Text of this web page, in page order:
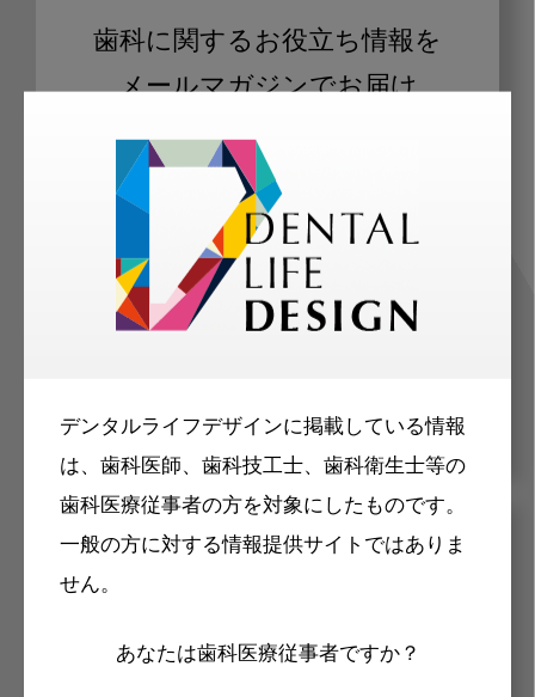
デンタルライフデザインに掲載している情報
は、歯科医師、歯科技工士、歯科衛生士等の
歯科医療従事者の方を対象にしたものです。
一般の方に対する情報提供サイトではありま
せん。
あなたは歯科医療従事者ですか？
歯科に関するお役立ち情報を
メールマガジンでお届け
ご登録いただいた職種（歯科医師、歯
科衛生士、歯科技工士）に合わせた内
容のメールマガジンをお届けします。
メリット